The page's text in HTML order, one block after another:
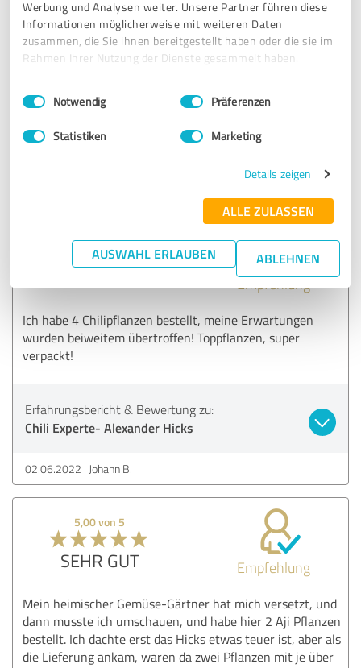
Werbung und Analysen weiter. Unsere Partner führen diese
Informationen möglicherweise mit weiteren Daten
zusammen, die Sie ihnen bereitgestellt haben oder die sie im
Rahmen Ihrer Nutzung der Dienste gesammelt haben.
Impressum Datenschutzbestimmungen
Einwilligungsauswahl
Notwendig Präferenzen
Statistiken Marketing
Details zeigen
ALLE ZULASSEN
AUSWAHL ERLAUBEN ABLEHNEN
sehr schneller Versand obwohl längere Wartezeit
angekündigt wurde, wundervoll gesunde kräftige Plfanzen
und schon ziemlich groß. Auch toll verpackt!!!!! Nächstes
Erfahrungsbericht & Bewertung zu:
Chili Experte- Alexander Hicks
5,00 von 5
Empfehlung
Ich habe 4 Chilipflanzen bestellt, meine Erwartungen
wurden beiweitem übertroffen! Toppflanzen, super
verpackt!
Erfahrungsbericht & Bewertung zu:
Chili Experte- Alexander Hicks
02.06.2022 Johann B.
5,00 von 5
SEHR GUT Empfehlung
Mein heimischer Gemüse-Gärtner hat mich versetzt, und
dann musste ich umschauen, und habe hier 2 Aji Pflanzen
bestellt. Ich dachte erst das Hicks etwas teuer ist, aber als
die Lieferung ankam, waren da zwei Pflanzen mit je über